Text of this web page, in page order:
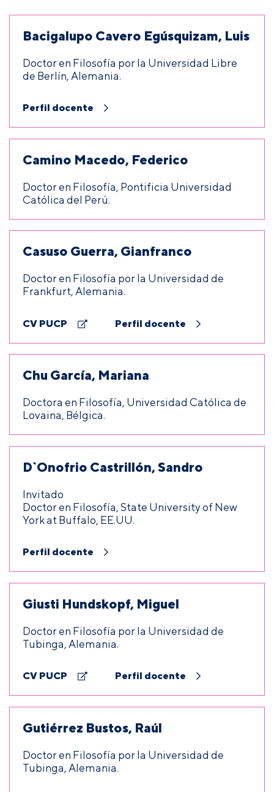
Bacigalupo Cavero Egúsquizam, Luis
Doctor en Filosofía por la Universidad Libre
de Berlín, Alemania.
Perfil docente
Camino Macedo, Federico
Doctor en Filosofía, Pontificia Universidad
Católica del Perú.
Casuso Guerra, Gianfranco
Doctor en Filosofía por la Universidad de
Frankfurt, Alemania.
CV PUCP Perfil docente
Chu García, Mariana
Doctora en Filosofía, Universidad Católica de
Lovaina, Bélgica.
D`Onofrio Castrillón, Sandro
Invitado
Doctor en Filosofía, State University of New
York at Buffalo, EE.UU.
Perfil docente
Giusti Hundskopf, Miguel
Doctor en Filosofía por la Universidad de
Tubinga, Alemania.
CV PUCP Perfil docente
Gutiérrez Bustos, Raúl
Doctor en Filosofía por la Universidad de
Tubinga, Alemania.